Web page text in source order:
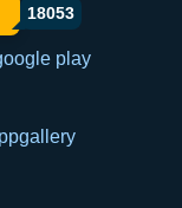
18053